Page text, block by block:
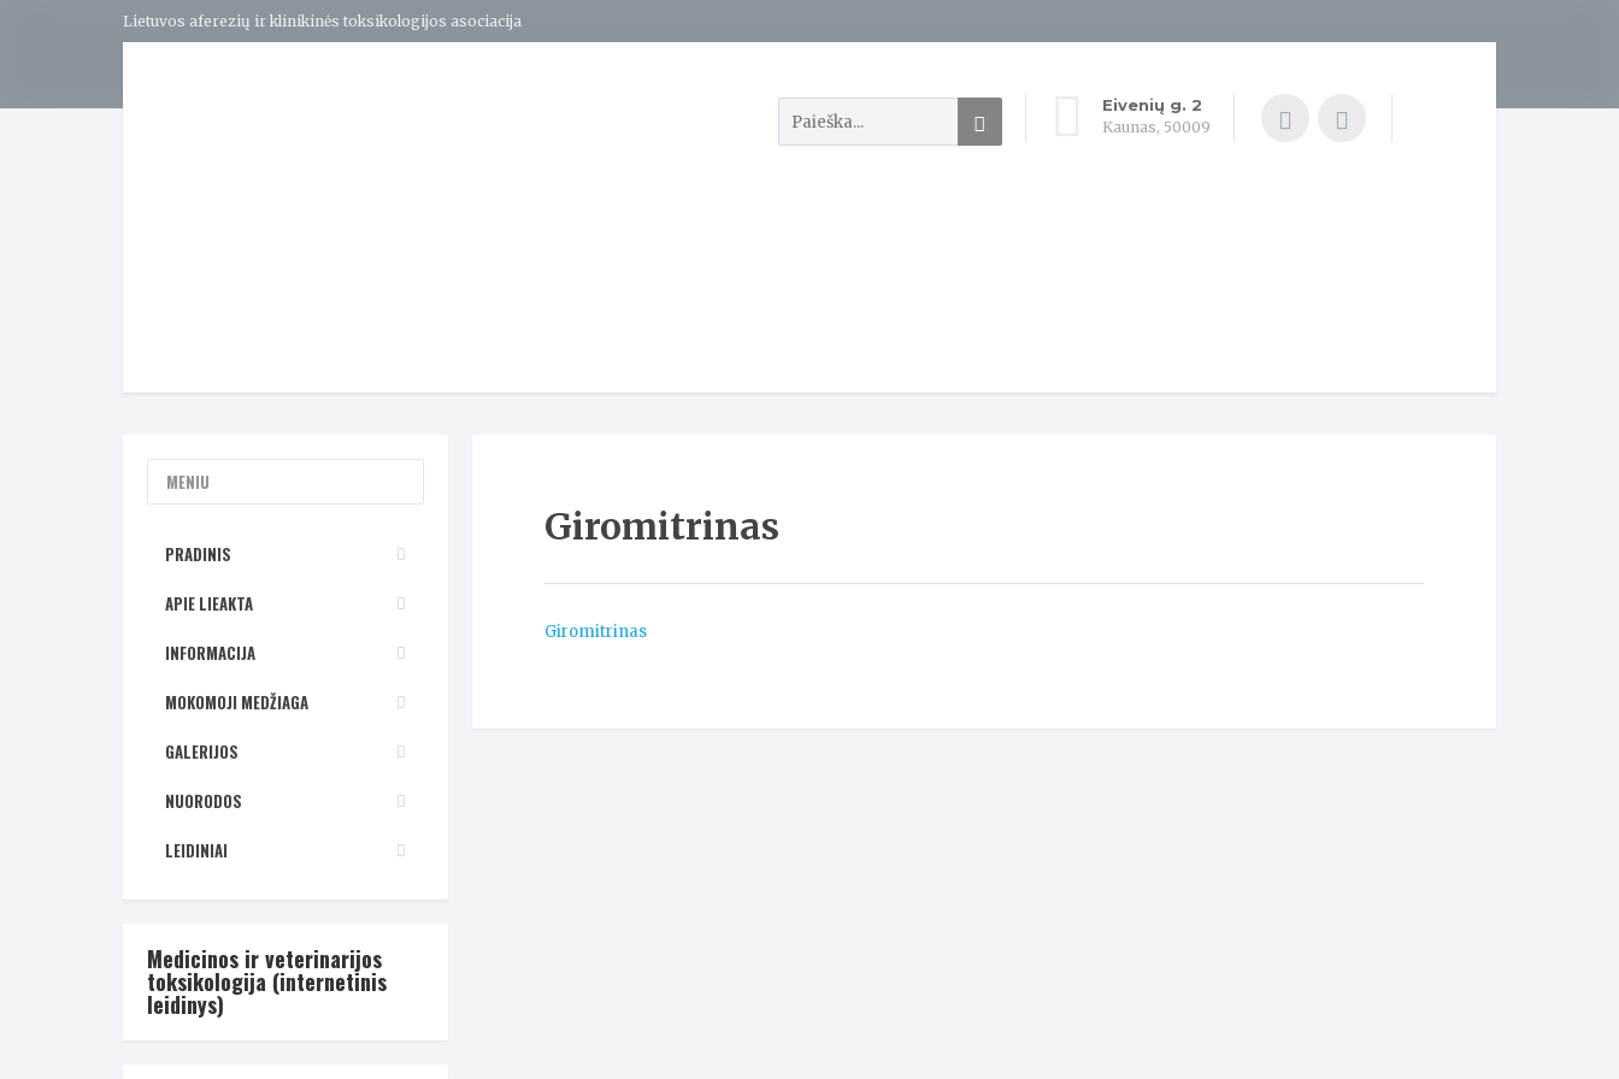
Lietuvos aferezių ir klinikinės toksikologijos asociacija
Eivenių g. 2
Kaunas, 50009
Giromitrinas
Giromitrinas
MENIU
PRADINIS
APIE LIEAKTA
INFORMACIJA
MOKOMOJI MEDŽIAGA
GALERIJOS
NUORODOS
LEIDINIAI
Medicinos ir veterinarijos
toksikologija (internetinis
leidinys)